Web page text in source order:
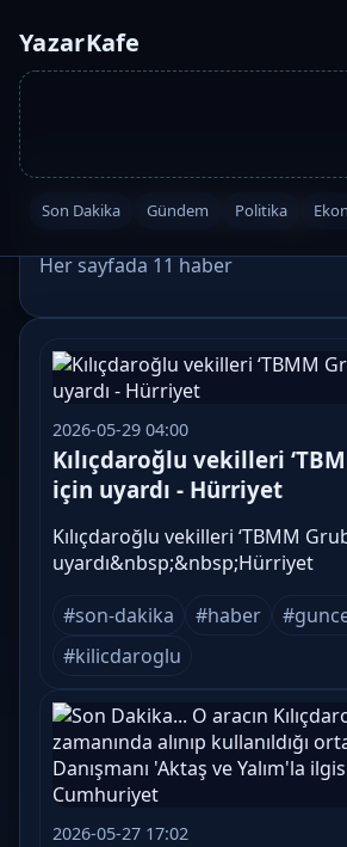
YazarKafe
Son Dakika Gündem Politika
Etiket: #kilicdaroglu
Her sayfada 11 haber
2026-05-29 04:00
Kılıçdaroğlu vekilleri
için uyardı - Hürriyet
Kılıçdaroğlu vekilleri ‘TBMM
uyardı&nbsp;&nbsp;Hürriyet
#son-dakika
#haber
#kilicdaroglu
2026-05-27 17:02